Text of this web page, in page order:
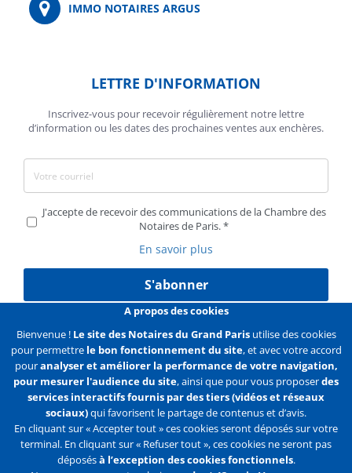
IMMO NOTAIRES ARGUS
LETTRE D'INFORMATION
Inscrivez-vous pour recevoir régulièrement notre lettre
d’information ou les dates des prochaines ventes aux enchères.
J'accepte de recevoir des communications de la Chambre des
Notaires de Paris.
En savoir plus
S'abonner
Liens Mentions légales Données personnelles
Politique des cookies Configurer les cookies
Liens
2e
Accueil Contact Plan du site
A propos des cookies
Bienvenue ! Le site des Notaires du Grand Parisutilise des cookies
pour permettre le bon fonctionnement du site, et avec votre accord
pouranalyser et améliorer la performance de votre navigation,
pour mesurer l'audience du site, ainsi que pour vous proposerdes
services interactifs fournis par des tiers (vidéos et réseaux
sociaux)qui favorisent le partage de contenus et d’avis.
En cliquant sur « Accepter tout » ces cookies seront déposés sur votre
terminal. En cliquant sur « Refuser tout », ces cookies ne seront pas
déposésà l’exception des cookies fonctionnels.